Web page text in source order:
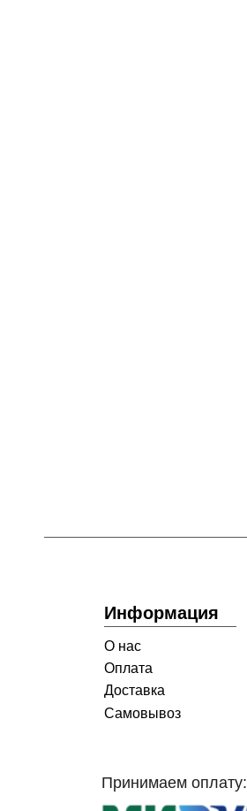
Информация
О нас
Оплата
Самовывоз
Доставка
Принимаем оплату: